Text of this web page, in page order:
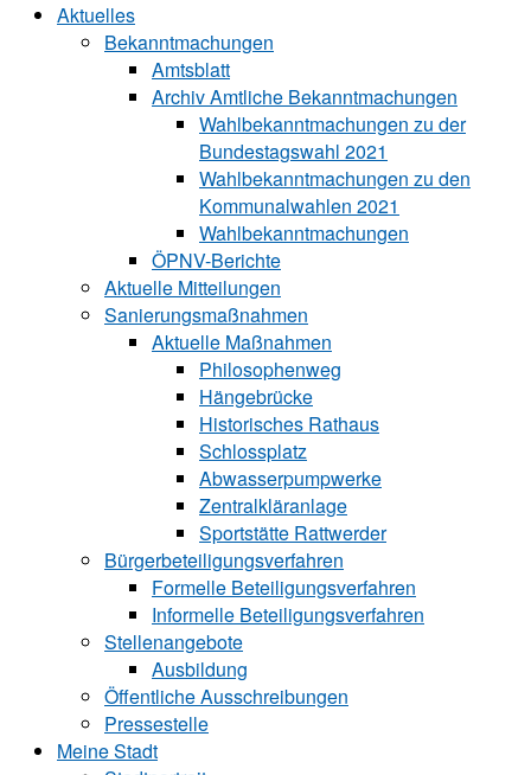
Aktuelles
Bekanntmachungen
Amtsblatt
Archiv Amtliche Bekanntmachungen
Wahlbekanntmachungen zu der
Bundestagswahl 2021
Wahlbekanntmachungen zu den
Kommunalwahlen 2021
Wahlbekanntmachungen
ÖPNV-Berichte
Aktuelle Mitteilungen
Sa‍ni‍erungs‍maß‍nah‍men
Aktuelle Maßnahmen
Philosophenweg
Hängebrücke
Historisches Rathaus
Schlossplatz
Abwasserpumpwerke
Zentralkläranlage
Sportstätte Rattwerder
Bürgerbeteiligungsverfahren
Formelle Beteiligungsverfahren
Informelle Beteiligungsverfahren
Stellenangebote
Ausbildung
Öffentliche Ausschreibungen
Pressestelle
Meine Stadt